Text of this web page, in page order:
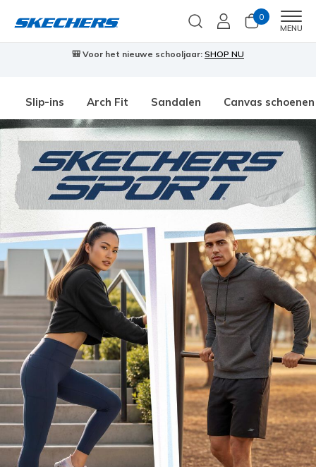
0
MENU
🎒 Voor het nieuwe schooljaar: SHOP NU
Slip-ins Arch Fit Sandalen Canvas schoenen